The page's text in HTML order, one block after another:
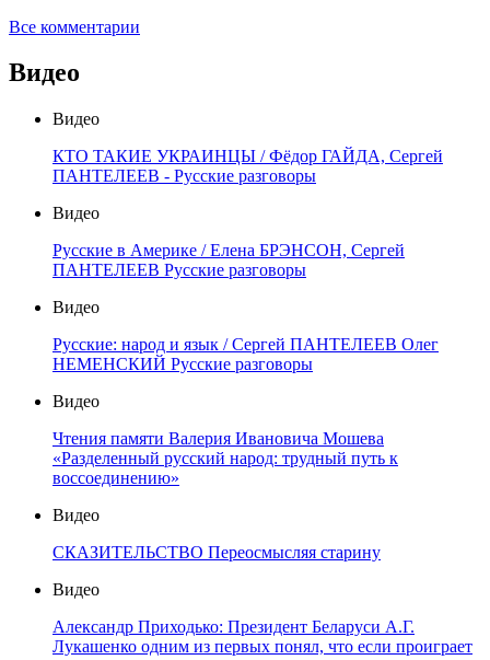
Все комментарии
Видео
Видео
КТО ТАКИЕ УКРАИНЦЫ / Фёдор ГАЙДА, Сергей
ПАНТЕЛЕЕВ - Русские разговоры
Видео
Русские в Америке / Елена БРЭНСОН, Сергей
ПАНТЕЛЕЕВ Русские разговоры
Видео
Русские: народ и язык / Сергей ПАНТЕЛЕЕВ Олег
НЕМЕНСКИЙ Русские разговоры
Видео
Чтения памяти Валерия Ивановича Мошева
«Разделенный русский народ: трудный путь к
воссоединению»
Видео
СКАЗИТЕЛЬСТВО Переосмысляя старину
Видео
Александр Приходько: Президент Беларуси А.Г.
Лукашенко одним из первых понял, что если проиграет